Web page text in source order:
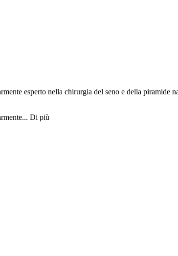
esperto nella chirurgia del seno e della piramide
Di più